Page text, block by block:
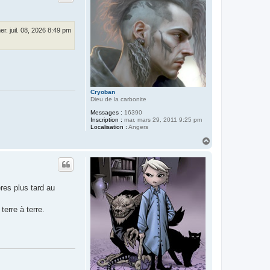
e
r
Q
u
R
e
v
i
e
n
e
o
i
n
Cryoban
Dieu de la carbonite
Messages : 16390
Inscription : mar. mars 29, 2011 9:25 pm
Localisation : Angers
juil. 08, 2026 8:49 pm
plus tard au
à terre.